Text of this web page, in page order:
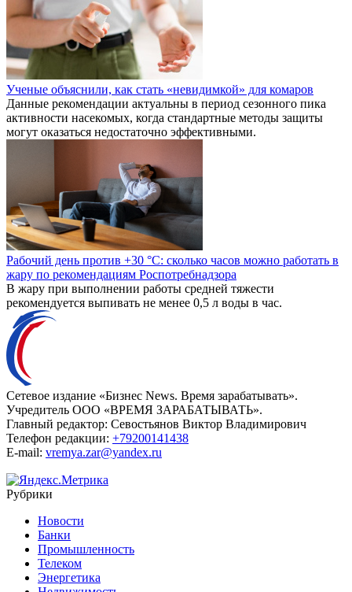
Ученые объяснили, как стать «невидимкой» для комаров
Данные рекомендации актуальны в период сезонного пика
активности насекомых, когда стандартные методы защиты
могут оказаться недостаточно эффективными.
Рабочий день против +30 °C: сколько часов можно работать в
жару по рекомендациям Роспотребнадзора
В жару при выполнении работы средней тяжести
рекомендуется выпивать не менее 0,5 л воды в час.
Сетевое издание «Бизнес News. Время зарабатывать».
Учредитель ООО «ВРЕМЯ ЗАРАБАТЫВАТЬ».
Главный редактор: Севостьянов Виктор Владимирович
Телефон редакции: +79200141438
E-mail: vremya.zar@yandex.ru
Рубрики
Новости
Банки
Промышленность
Телеком
Энергетика